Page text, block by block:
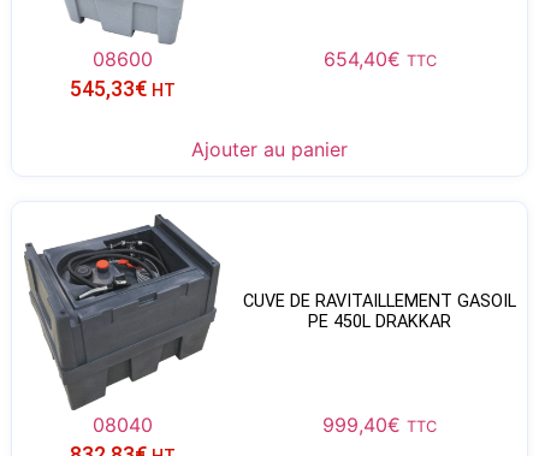
08600 654,40€ TTC
545,33€ HT
Ajouter au panier
CUVE DE RAVITAILLEMENT GASOIL
PE 450L DRAKKAR
08040 999,40€ TTC